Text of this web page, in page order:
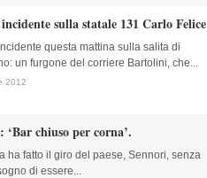
sulla statale 131 Carlo Felice
questa mattina sulla salita di
un furgone del corriere Bartolini, che...
2012
‘Bar chiuso per corna’.
ha fatto il giro del paese, Sennori, senza
di essere...